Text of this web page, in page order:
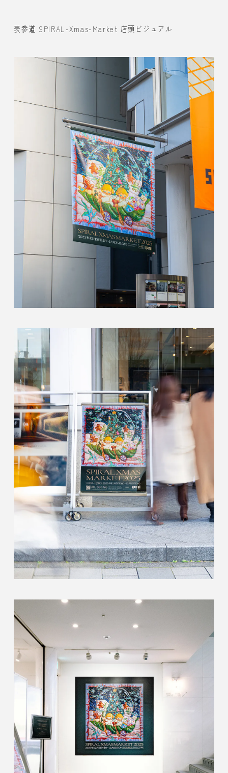
表参道 SPIRAL-Xmas-Market 店頭ビジュアル